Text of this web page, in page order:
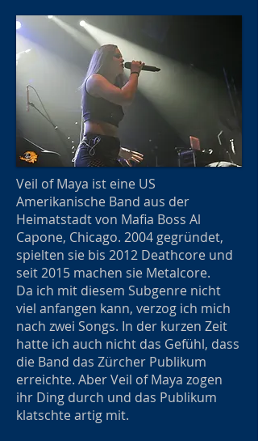
Veil of Maya ist eine US
Amerikanische Band aus der
Heimatstadt von Mafia Boss Al
Capone, Chicago. 2004 gegründet,
spielten sie bis 2012 Deathcore und
seit 2015 machen sie Metalcore.
Da ich mit diesem Subgenre nicht
viel anfangen kann, verzog ich mich
nach zwei Songs. In der kurzen Zeit
hatte ich auch nicht das Gefühl, dass
die Band das Zürcher Publikum
erreichte. Aber Veil of Maya zogen
ihr Ding durch und das Publikum
klatschte artig mit.